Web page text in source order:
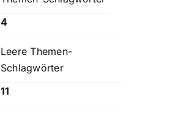
4
Leere Themen-
Schlagwörter
11